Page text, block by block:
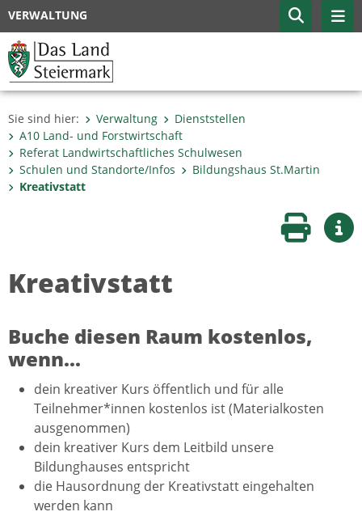
VERWALTUNG
Sie sind hier: Verwaltung
Dienststellen
A10 Land- und Forstwirtschaft
Referat Landwirtschaftliches Schulwesen
Schulen und Standorte/Infos
Bildungshaus St.Martin
Kreativstatt
Seite
Kreativstatt
Buche diesen Raum kostenlos,
wenn...
dein kreativer Kurs öffentlich und für alle
Teilnehmer*innen kostenlos ist (Materialkosten
ausgenommen)
dein kreativer Kurs dem Leitbild unsere
Bildunghauses entspricht
die Hausordnung der Kreativstatt eingehalten
werden kann